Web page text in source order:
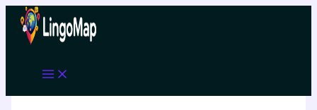
Перейти
содержимому